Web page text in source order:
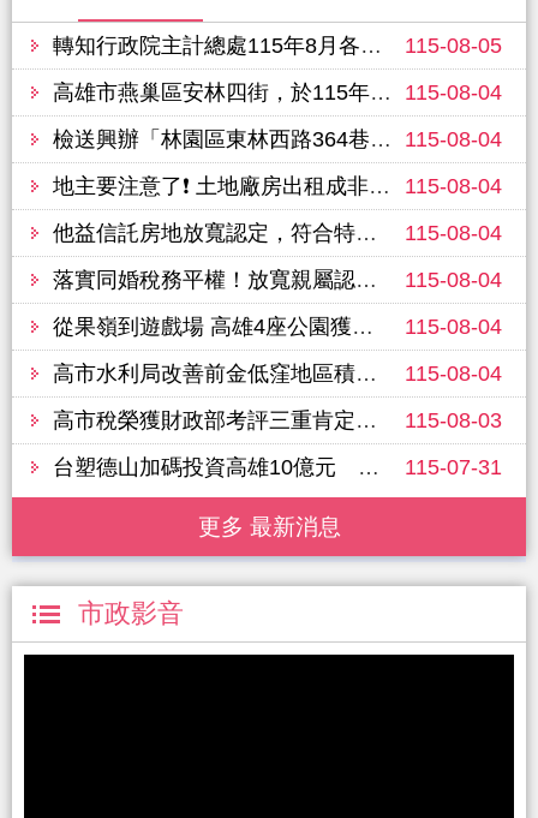
115-08-05
轉知行政院主計總處115年8月各機關辦理統計調查一覽表，提供市民查詢。
115-08-04
高雄市燕巢區安林四街，於115年8月8日進行路面改善工程，敬請行經車輛提前改道並注意行車安全
115-08-04
檢送興辦「林園區東林西路364巷拓寬工程(優先段)」公聽會（第2場）會議紀錄及公告文
115-08-04
地主要注意了❗ 土地廠房出租成非法棄置場 將被註記至清理完成
115-08-04
他益信託房地放寬認定，符合特定條件享自住優惠稅率
115-08-04
落實同婚稅務平權！放寬親屬認定，自住房地與身障車輛輕鬆省稅
115-08-04
從果嶺到遊戲場 高雄4座公園獲國家卓越建設獎肯定
115-08-04
高市水利局改善前金低窪地區積淹水 防堵大潮回灌並持續推動抽水站工程
115-08-03
高市稅榮獲財政部考評三重肯定，稽徵業務考核雙料蟬聯，稅捐努力度獲亞軍榮耀
115-07-31
台塑德山加碼投資高雄10億元 石化跨足半導體高值化材料典範、打造循環永續供應鏈
更多 最新消息
市政影音